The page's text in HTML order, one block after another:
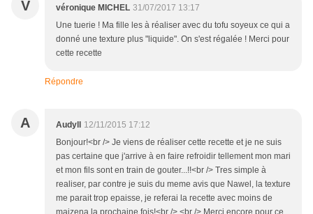
V véronique MICHEL 31/07/2017 13:17
Une tuerie ! Ma fille les à réaliser avec du tofu soyeux ce qui a
donné une texture plus "liquide". On s'est régalée ! Merci pour
cette recette
Répondre
A Audyll
12/11/2015 17:12
Bonjour!<br /> Je viens de réaliser cette recette et je ne suis
pas certaine que j'arrive à en faire refroidir tellement mon mari
et mon fils sont en train de gouter...!!<br /> Tres simple à
realiser, par contre je suis du meme avis que Nawel, la texture
me parait trop epaisse, je referai la recette avec moins de
maizena la prochaine fois!<br /> <br /> Merci encore pour ce